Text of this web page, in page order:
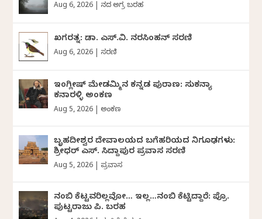
Aug 6, 2026 ದಿನದ ಅಗ್ರ ಬರಹ
ಖಗರತ್ನ: ಡಾ. ಎಸ್.ವಿ. ನರಸಿಂಹನ್‌‌ ಸರಣಿ
Aug 6, 2026 ಸರಣಿ
ಇಂಗ್ಲೀಷ್ ಮೇಡಮ್ಮಿನ ಕನ್ನಡ ಪುರಾಣ: ಸುಕನ್ಯಾ
ಕನಾರಳ್ಳಿ ಅಂಕಣ
Aug 5, 2026 ಅಂಕಣ
ಬೃಹದೀಶ್ವರ ದೇವಾಲಯದ ಬಗೆಹರಿಯದ ನಿಗೂಢಗಳು:
ಶ್ರೀಧರ್‌ ಎಸ್.‌ ಸಿದ್ದಾಪುರ ಪ್ರವಾಸ ಸರಣಿ
Aug 5, 2026 ಪ್ರವಾಸ
ನಂಬಿ ಕೆಟ್ಟವರಿಲ್ಲವೋ… ಇಲ್ಲ…ನಂಬಿ ಕೆಟ್ಟಿದ್ದಾರೆ: ಪ್ರೊ.
ಪುಟ್ಟರಾಜು ಪಿ. ಬರಹ